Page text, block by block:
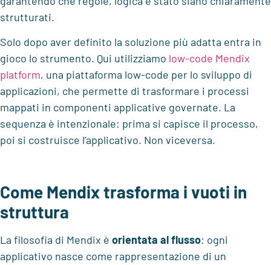
strutturati.
Solo dopo aver definito la soluzione più adatta entra in
gioco lo strumento. Qui utilizziamo low-code Mendix
platform, una piattaforma low-code per lo sviluppo di
applicazioni, che permette di trasformare i processi
mappati in componenti applicative governate. La
sequenza è intenzionale: prima si capisce il processo,
poi si costruisce l’applicativo. Non viceversa.
Come Mendix trasforma i vuoti in
struttura
La filosofia di Mendix è orientata al flusso: ogni
applicativo nasce come rappresentazione di un